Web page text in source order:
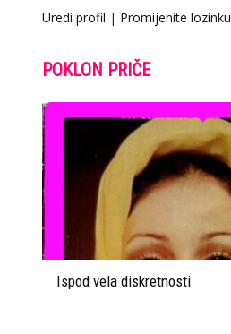
Uredi profil | Promijenite lozinku
POKLON PRIČE
Ispod vela diskretnosti